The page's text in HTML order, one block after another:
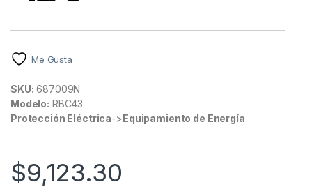
Me Gusta
SKU: 687009N
Modelo: RBC43
Protección Eléctrica->Equipamiento de Energía
$9,123.30